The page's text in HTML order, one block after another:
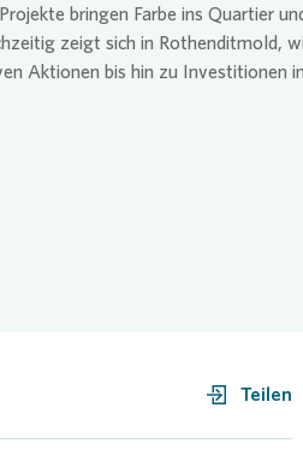
bringen Farbe ins Quartier
zeigt sich in Rothenditmold,
Aktionen bis hin zu Investitionen
Teilen